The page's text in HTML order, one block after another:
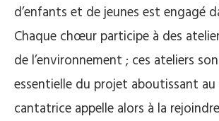
d’enfants et de jeunes est engagé
Chaque chœur participe à des
de l’environnement ; ces ateliers
essentielle du projet aboutissant
cantatrice appelle alors à la